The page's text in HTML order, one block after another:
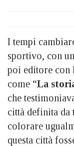
I tempi
sportivo, con
poi editore con
come “La
che
città definita
colorare
questa città